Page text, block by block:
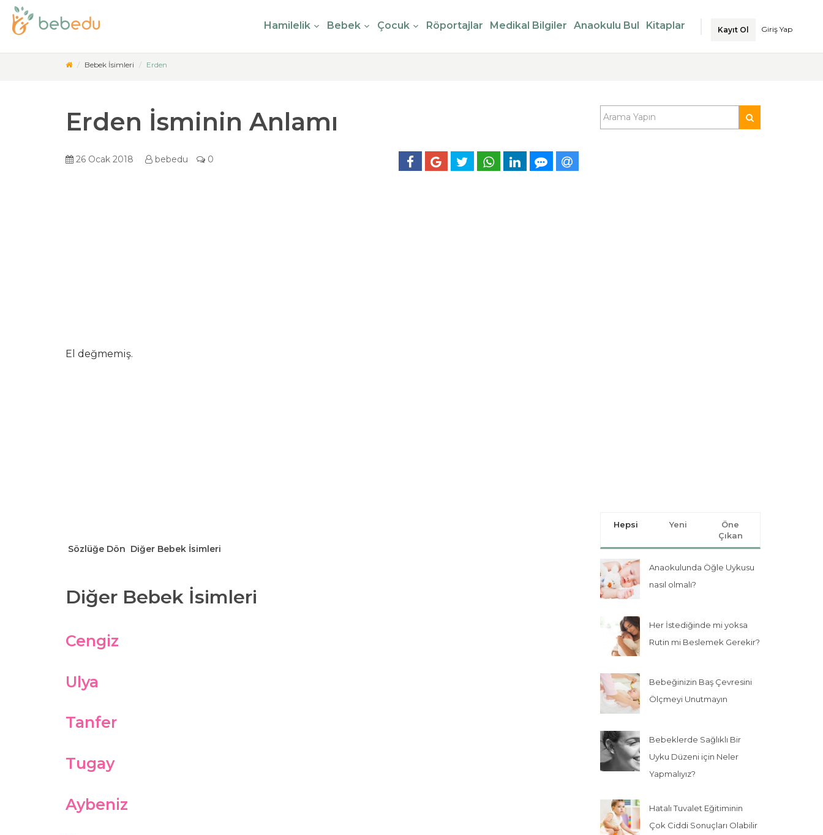
Hamilelik Bebek Çocuk Röportajlar Medikal Bilgiler Anaokulu Bul Kitaplar Kayıt Ol Giriş Yap
Bebek İsimleri Erden
Erden İsminin Anlamı
26 Ocak 2018 bebedu 0
El değmemiş.
Sözlüğe Dön Diğer Bebek İsimleri
Diğer Bebek İsimleri
Cengiz
Ulya
Tanfer
Tugay
Aybeniz
Hepsi Yeni
Öne
Çıkan
Anaokulunda Öğle Uykusu
nasıl olmalı?
Her İstediğinde mi yoksa
Rutin mi Beslemek Gerekir?
Bebeğinizin Baş Çevresini
Ölçmeyi Unutmayın
Bebeklerde Sağlıklı Bir
Uyku Düzeni için Neler
Yapmalıyız?
Hatalı Tuvalet Eğitiminin
Çok Ciddi Sonuçları Olabilir